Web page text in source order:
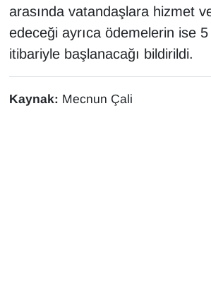
arasında vatandaşlara hizmet
edeceği ayrıca ödemelerin ise
itibariyle başlanacağı bildirildi.
Kaynak: Mecnun Çali